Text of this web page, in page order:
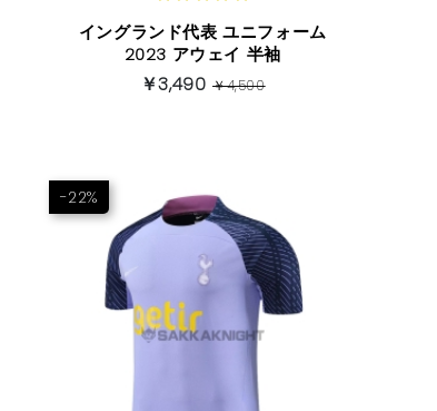
イングランド代表 ユニフォーム
2023 アウェイ 半袖
￥3,490￥4,500
-22%